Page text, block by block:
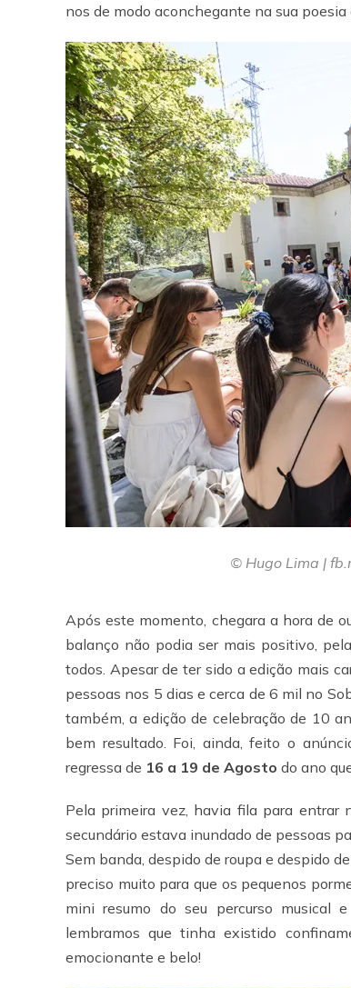
nos de modo aconchegante na sua poesia
© Hugo Lima |
Após este momento, chegara a hora de
balanço não podia ser mais positivo,
todos. Apesar de ter sido a edição mais
pessoas nos 5 dias e cerca de 6 mil no
também, a edição de celebração de 10
bem resultado. Foi, ainda, feito o
regressa de 16 a 19 de Agosto do ano
Pela primeira vez, havia fila para entrar
secundário estava inundado de pessoas
Sem banda, despido de roupa e despido
preciso muito para que os pequenos
mini resumo do seu percurso musical
lembramos que tinha existido
emocionante e belo!